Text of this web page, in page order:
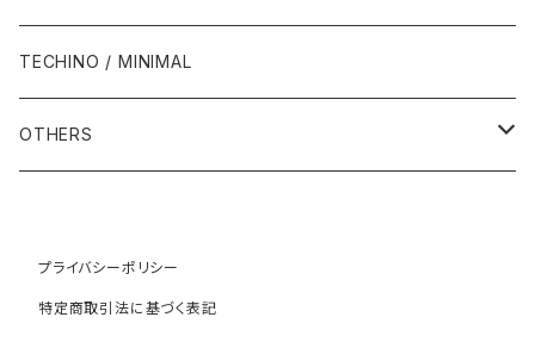
1995年
1996年
1998年
2005年
2007年
2016年
1999年
2005年
2007年
1996年 - 1999年
2001年
1986年
1990年
1991年
1993年
2000年代
2000年
2002年
1988年・以前
1989年
1990年代
1990年
1992年
2000年代
2001年
1980年代
1990年代
1991年
2000年
TECHINO / MINIMAL
OTHERS
1985年・以前
1990年代
プライバシーポリシー
特定商取引法に基づく表記